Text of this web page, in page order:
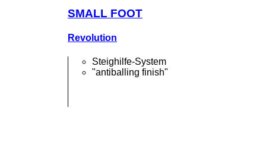
SMALL FOOT
Revolution
Steighilfe-System
"antiballing finish"